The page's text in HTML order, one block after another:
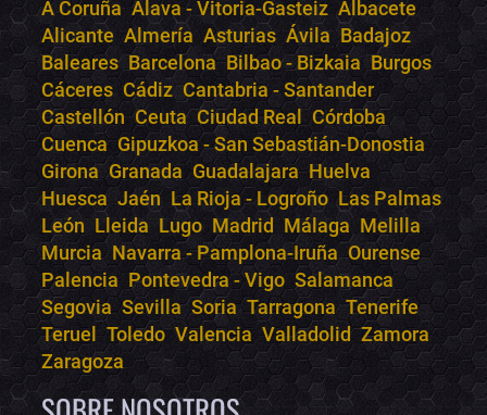
A Coruña Álava - Vitoria-Gasteiz Albacete
Alicante Almería Asturias Ávila Badajoz
Baleares Barcelona Bilbao - Bizkaia Burgos
Cáceres Cádiz Cantabria - Santander
Castellón Ceuta Ciudad Real Córdoba
Cuenca Gipuzkoa - San Sebastián-Donostia
Girona Granada Guadalajara Huelva
Huesca Jaén La Rioja - Logroño Las Palmas
León Lleida Lugo Madrid Málaga Melilla
Murcia Navarra - Pamplona-Iruña Ourense
Palencia Pontevedra - Vigo Salamanca
Segovia Sevilla Soria Tarragona Tenerife
Teruel
Toledo Valencia Valladolid Zamora
Zaragoza
Bololoco · conciertos.club
Online · Te ayudo a encontrar conciertos